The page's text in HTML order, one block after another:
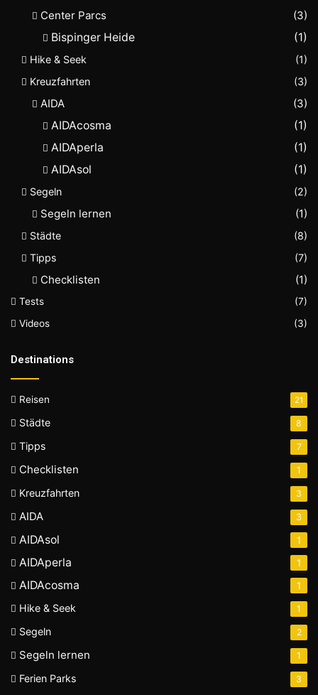
Center Parcs
(3)
Bispinger Heide
(1)
Hike & Seek
(1)
Kreuzfahrten
(3)
AIDA
(3)
AIDAcosma
(1)
AIDAperla
(1)
AIDAsol
(1)
Segeln (2)
Segeln lernen (1)
Städte
(8)
Tipps
(7)
Checklisten (1)
Tests
(7)
Videos
(3)
Destinations
Reisen 21
Städte 8
Tipps 7
Checklisten 1
Kreuzfahrten 3
AIDA 3
AIDAsol 1
AIDAperla 1
AIDAcosma 1
Hike & Seek 1
Segeln 2
Segeln lernen 1
Ferien Parks 3